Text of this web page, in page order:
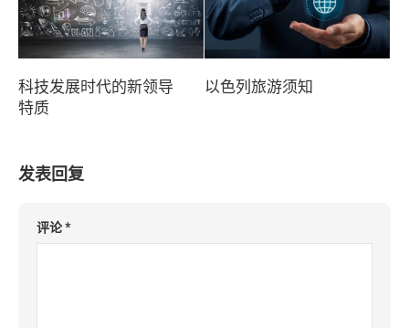
科技发展时代的新领导
特质
以色列旅游须知
发表回复
评论*